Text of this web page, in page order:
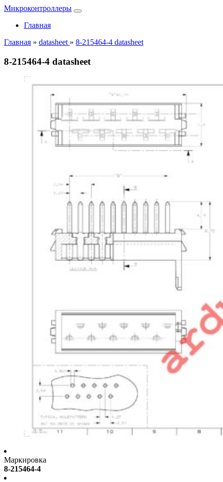
Микроконтроллеры
Главная
Главная » datasheet » 8-215464-4 datasheet
8-215464-4 datasheet
Маркировка
8-215464-4